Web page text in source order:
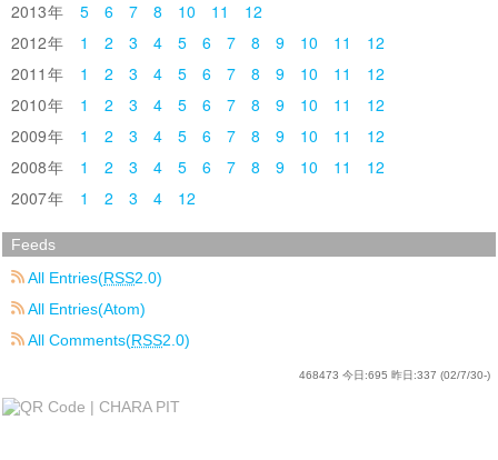
2013
5 6 7 8 10 11
12
2012
1 2 3 4 5 6 7 8 9 10 11
12
2011
1 2 3 4 5 6 7 8 9 10 11
12
2010
1 2 3 4 5 6 7 8 9 10 11
12
2009
1 2 3 4 5 6 7 8 9 10 11
12
2008
1 2 3 4 5 6 7 8 9 10 11
12
2007
1 2 3 4 12
Feeds
All Entries(RSS2.0)
All Entries(Atom)
All Comments(RSS2.0)
468473 今日:695 昨日:337 (02/7/30-)